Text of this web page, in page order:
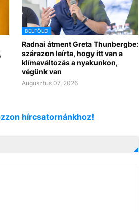
BELFÖLD
Radnai átment Greta Thunbergbe:
szárazon leírta, hogy itt van a
klímaváltozás a nyakunkon,
végünk van
Augusztus 07, 2026
hírcsatornánkhoz!